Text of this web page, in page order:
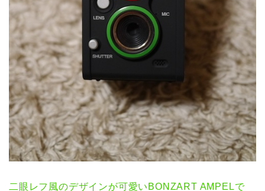
二眼レフ風のデザインが可愛いBONZART AMPELで